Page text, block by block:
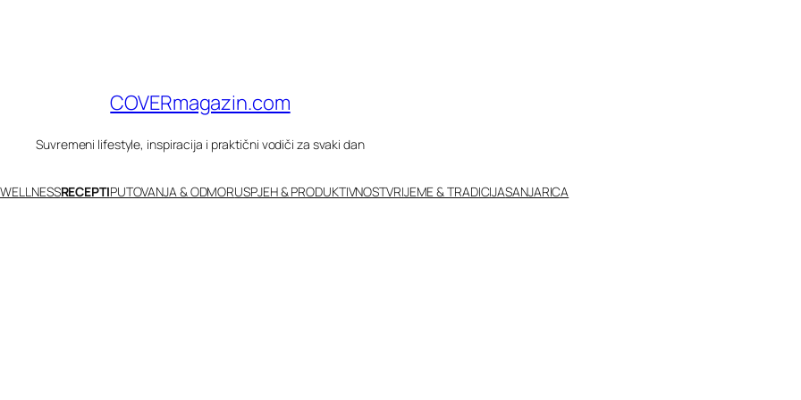
COVERmagazin.com
Suvremeni lifestyle, inspiracija i praktični vodiči za svaki dan
RECEPTIPUTOVANJA & ODMORUSPJEH & PRODUKTIVNOSTVRIJEME & TRADICIJASANJARICA